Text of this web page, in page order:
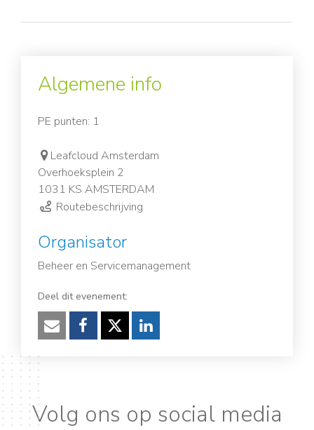
Algemene info
PE punten: 1
Leafcloud Amsterdam
Overhoeksplein 2
1031 KS AMSTERDAM
Routebeschrijving
Organisator
Beheer en Servicemanagement
Deel dit evenement:
Verzenden
Facebook
TwitterLinkedIn
Volg ons op social media